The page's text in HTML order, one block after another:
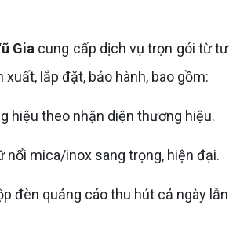
Gia cung cấp dịch vụ trọn gói từ tư
xuất, lắp đặt, bảo hành, bao gồm:
hiệu theo nhận diện thương hiệu.
nổi mica/inox sang trọng, hiện đại.
đèn quảng cáo thu hút cả ngày lẫn